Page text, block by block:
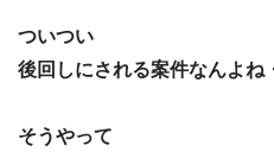
ついつい
後回しにされる案件なんよね
そうやって